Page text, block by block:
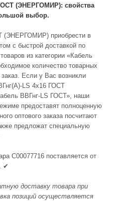
(ЭНЕРГОМИР): свойства
выбор.
(ЭНЕРГОМИР) приобрести в
с быстрой доставкой по
из категории «Кабель
количество товарных
заказ. Если у Вас возникли
LS 4х16 ГОСТ
ВВГнг-LS ГОСТ», наши
предоставят полноценную
оптового заказа посчитают
предложат специальную
С00077716 поставляется от
✔
доставку товара при
позиций осуществляется